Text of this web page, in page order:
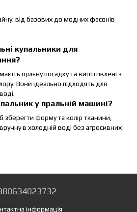
від базових до модних фасонів
купальники для
щільну посадку та виготовлені з
Вони ідеально підходять для
у пральній машині?
форму та колір тканини,
в холодній воді без агресивних
інформація